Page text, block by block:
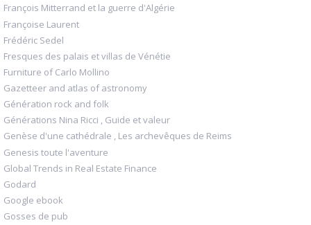
François Mitterrand et la guerre d'Algérie
Françoise Laurent
Frédéric Sedel
Fresques des palais et villas de Vénétie
Furniture of Carlo Mollino
Gazetteer and atlas of astronomy
Génération rock and folk
Générations Nina Ricci , Guide et valeur
Genèse d'une cathédrale , Les archevêques de Reims
Genesis toute l'aventure
Global Trends in Real Estate Finance
Godard
Google ebook
Gosses de pub